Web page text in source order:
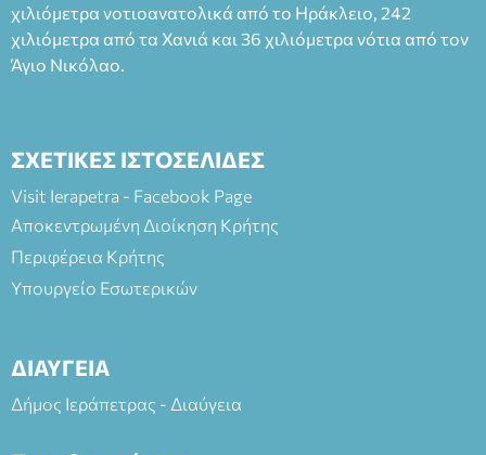
(Είσοδος ΕΠΑ.Λ.) Έναρξη 21:15 Οργάνωση: ΚΝΩΣΟΣ
ΘΕΑΤΡΙΚΕΣ ΠΑΡΑΓΩΓΕΣ ΕΕ
χιλιόμετρα νοτιοανατολικά από το Ηράκλειο, 242
χιλιόμετρα από τα Χανιά και 36 χιλιόμετρα νότια από τον
Άγιο Νικόλαο.
ΣΧΕΤΙΚΕΣ ΙΣΤΟΣΕΛΙΔΕΣ
Visit Ierapetra - Facebook Page
Αποκεντρωμένη Διοίκηση Κρήτης
Περιφέρεια Κρήτης
Υπουργείο Εσωτερικών
ΔΙΑΥΓΕΙΑ
Δήμος Ιεράπετρας - Διαύγεια